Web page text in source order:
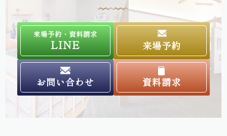
来場予約・資料請求
LINE 来場予約
お問い合わせ 資料請求